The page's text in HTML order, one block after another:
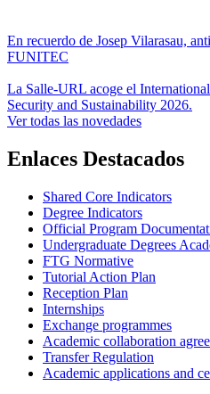
En recuerdo de Josep Vilarasau,
FUNITEC
La Salle-URL acoge el
Security and Sustainability 2026.
Ver todas las novedades
Enlaces Destacados
Shared Core Indicators
Degree Indicators
Official Program
Undergraduate Degrees
FTG Normative
Tutorial Action Plan
Reception Plan
Internships
Exchange programmes
Academic collaboration
Transfer Regulation
Academic applications and